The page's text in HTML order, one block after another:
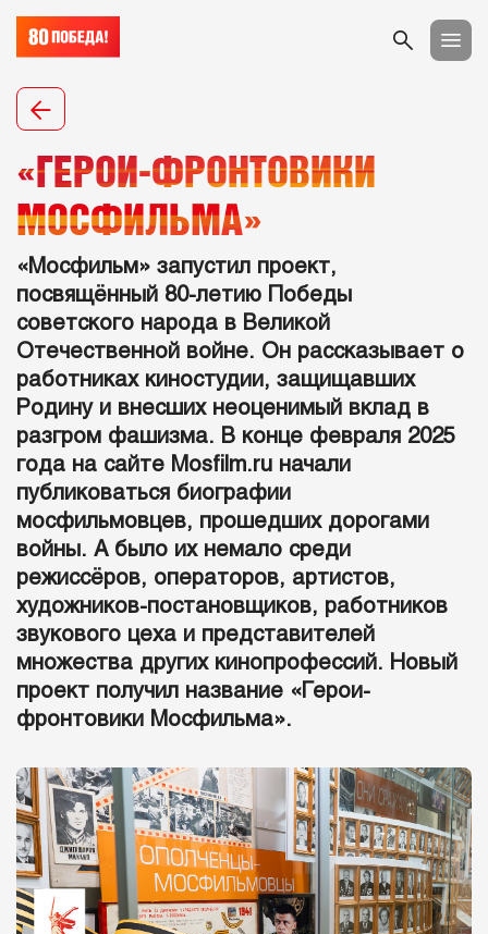
«ГЕРОИ-ФРОНТОВИКИ
МОСФИЛЬМА»
«Мосфильм» запустил проект,
посвящённый 80-летию Победы
советского народа в Великой
Отечественной войне. Он рассказывает о
работниках киностудии, защищавших
Родину и внесших неоценимый вклад в
разгром фашизма. В конце февраля 2025
года на сайте Mosfilm.ru начали
публиковаться биографии
мосфильмовцев, прошедших дорогами
войны. А было их немало среди
режиссёров, операторов, артистов,
художников-постановщиков, работников
звукового цеха и представителей
множества других кинопрофессий. Новый
проект получил название «Герои-
фронтовики Мосфильма».